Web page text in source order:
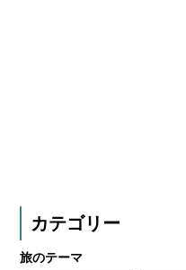
カテゴリー
旅のテーマ